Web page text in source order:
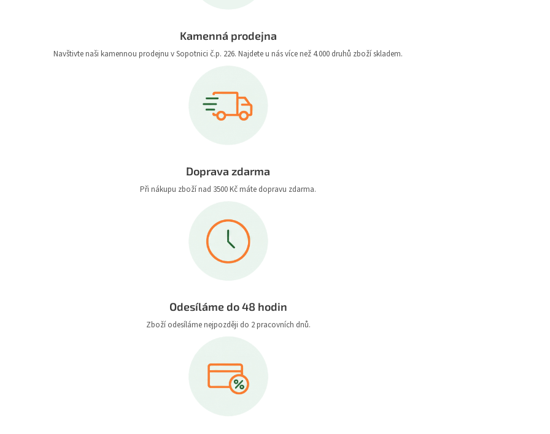
Kamenná prodejna
Navštivte naši kamennou prodejnu v Sopotnici č.p. 226. Najdete u nás více než 4.000 druhů zboží skladem.
Doprava zdarma
Při nákupu zboží nad 3500 Kč máte dopravu zdarma.
Odesíláme do 48 hodin
Zboží odesíláme nejpozději do 2 pracovních dnů.